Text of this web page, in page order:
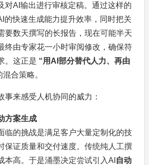
对AI输出进行审核定稿。通过这样的
的快速生成能力提升效率，同时把关
要数天撰写的长报告，现在可能半天
终由专家花一小时审阅修改，确保符
。这正是 “用AI部分替代人力、再由
混合策略。
事来感受人机协同的威力：
方案生成
临的挑战是满足客户大量定制化的技
保证质量和交付速度。传统纯人工撰
本高。于是涌墨决定尝试引入AI 自动